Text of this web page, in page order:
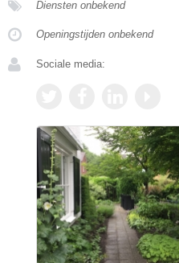
Diensten onbekend
Openingstijden onbekend
Sociale media: